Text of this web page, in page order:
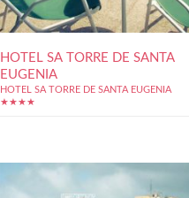
HOTEL SA TORRE DE SANTA
EUGENIA
HOTEL SA TORRE DE SANTA EUGENIA
★★★★